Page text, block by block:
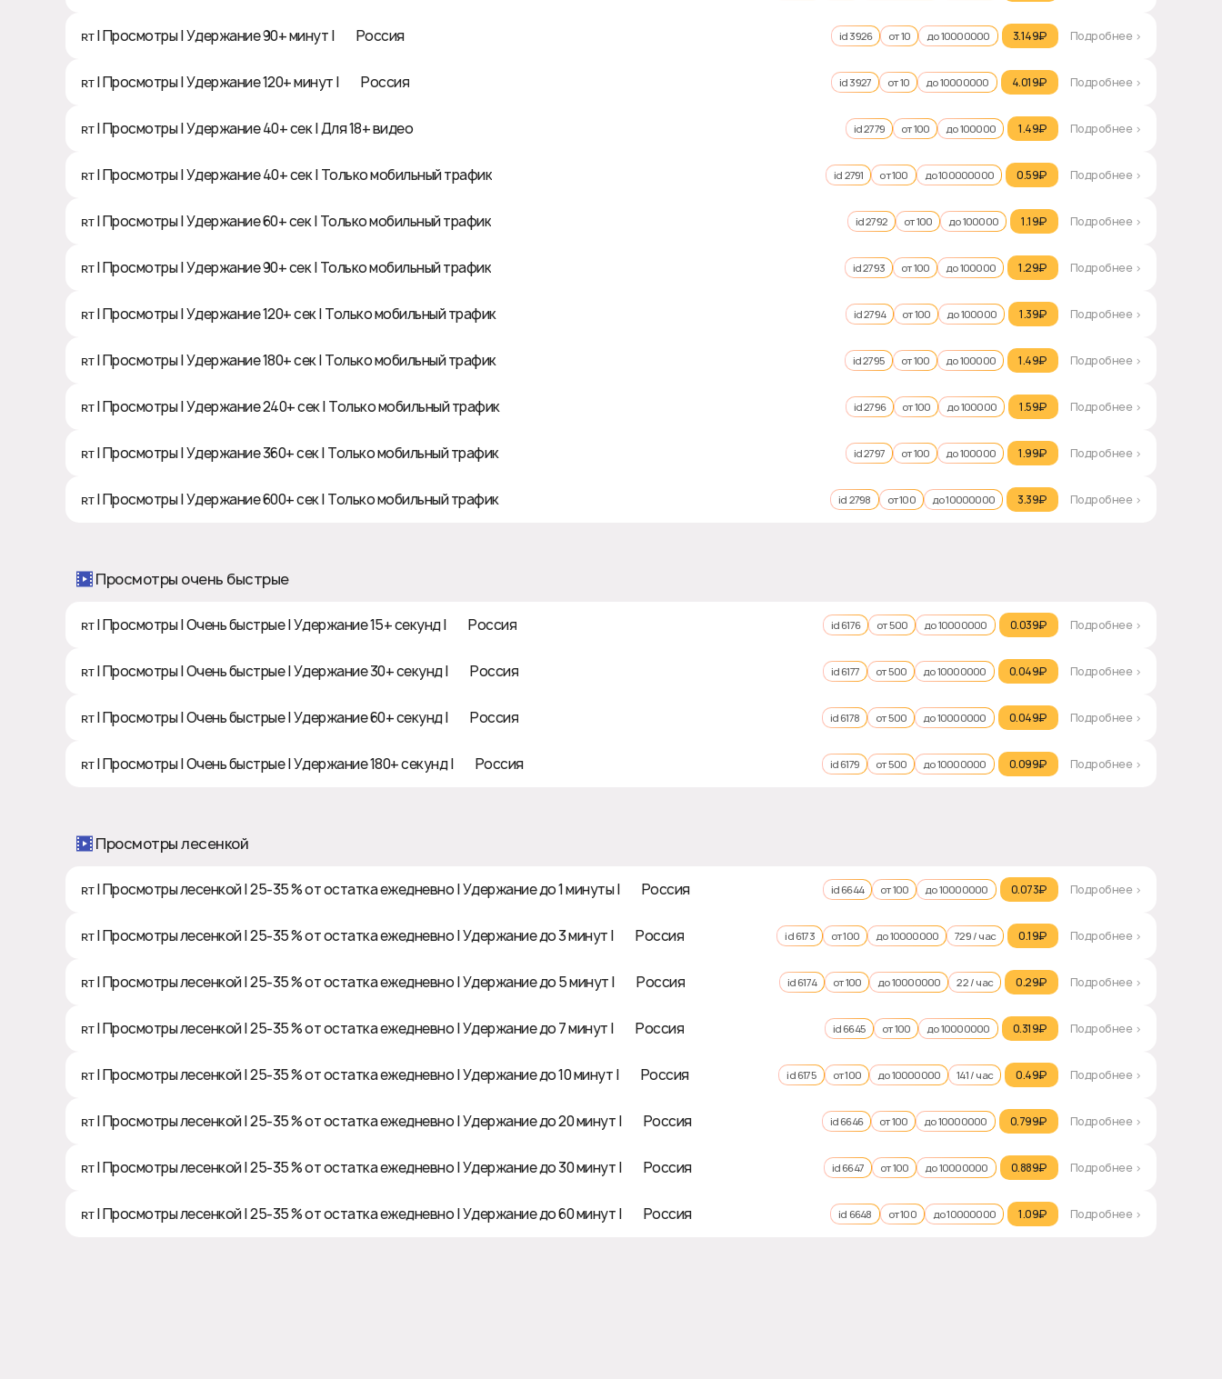
ʀᴛ | Просмотры | Удержание 90+ минут | 🇷🇺 Россия id 3926 от 10 до 10000000 3.149₽‎ Подробнее >
ʀᴛ | Просмотры | Удержание 120+ минут | 🇷🇺 Россия id 3927 от 10 до 10000000 4.019₽‎ Подробнее >
ʀᴛ | Просмотры | Удержание 40+ сек | Для 18+ видео 🔞 id 2779 от 100 до 100000 1.49₽‎ Подробнее >
ʀᴛ | Просмотры | Удержание 40+ сек | Только мобильный трафик id 2791 от 100 до 100000000 0.59₽‎ Подробнее >
ʀᴛ | Просмотры | Удержание 60+ сек | Только мобильный трафик id 2792 от 100 до 100000 1.19₽‎ Подробнее >
ʀᴛ | Просмотры | Удержание 90+ сек | Только мобильный трафик id 2793 от 100 до 100000 1.29₽‎ Подробнее >
ʀᴛ | Просмотры | Удержание 120+ сек | Только мобильный трафик id 2794 от 100 до 100000 1.39₽‎ Подробнее >
ʀᴛ | Просмотры | Удержание 180+ сек | Только мобильный трафик id 2795 от 100 до 100000 1.49₽‎ Подробнее >
ʀᴛ | Просмотры | Удержание 240+ сек | Только мобильный трафик id 2796 от 100 до 100000 1.59₽‎ Подробнее >
ʀᴛ | Просмотры | Удержание 360+ сек | Только мобильный трафик id 2797 от 100 до 100000 1.99₽‎ Подробнее >
ʀᴛ | Просмотры | Удержание 600+ сек | Только мобильный трафик id 2798 от 100 до 10000000 3.39₽‎ Подробнее >
Просмотры очень быстрые
ʀᴛ | Просмотры | Очень быстрые | Удержание 15+ секунд | 🇷🇺 Россия id 6176 от 500 до 10000000 0.039₽‎ Подробнее >
ʀᴛ | Просмотры | Очень быстрые | Удержание 30+ секунд | 🇷🇺 Россия id 6177 от 500 до 10000000 0.049₽‎ Подробнее >
ʀᴛ | Просмотры | Очень быстрые | Удержание 60+ секунд | 🇷🇺 Россия id 6178 от 500 до 10000000 0.049₽‎ Подробнее >
ʀᴛ | Просмотры | Очень быстрые | Удержание 180+ секунд | 🇷🇺 Россия id 6179 от 500 до 10000000 0.099₽‎ Подробнее >
Просмотры лесенкой
ʀᴛ | Просмотры лесенкой | 25-35 % от остатка ежедневно | Удержание до 1 минуты | 🇷🇺 Россия id 6644 от 100 до 10000000 0.073₽‎ Подробнее >
ʀᴛ | Просмотры лесенкой | 25-35 % от остатка ежедневно | Удержание до 3 минут | 🇷🇺 Россия id 6173 от 100 до 10000000 729 / час 0.19₽‎ Подробнее >
ʀᴛ | Просмотры лесенкой | 25-35 % от остатка ежедневно | Удержание до 5 минут | 🇷🇺 Россия id 6174 от 100 до 10000000 22 / час 0.29₽‎ Подробнее >
ʀᴛ | Просмотры лесенкой | 25-35 % от остатка ежедневно | Удержание до 7 минут | 🇷🇺 Россия id 6645 от 100 до 10000000 0.319₽‎ Подробнее >
ʀᴛ | Просмотры лесенкой | 25-35 % от остатка ежедневно | Удержание до 10 минут | 🇷🇺 Россия id 6175 от 100 до 10000000 141 / час 0.49₽‎ Подробнее >
ʀᴛ | Просмотры лесенкой | 25-35 % от остатка ежедневно | Удержание до 20 минут | 🇷🇺 Россия id 6646 от 100 до 10000000 0.799₽‎ Подробнее >
ʀᴛ | Просмотры лесенкой | 25-35 % от остатка ежедневно | Удержание до 30 минут | 🇷🇺 Россия id 6647 от 100 до 10000000 0.889₽‎ Подробнее >
ʀᴛ | Просмотры лесенкой | 25-35 % от остатка ежедневно | Удержание до 60 минут | 🇷🇺 Россия id 6648 от 100 до 10000000 1.09₽‎ Подробнее >